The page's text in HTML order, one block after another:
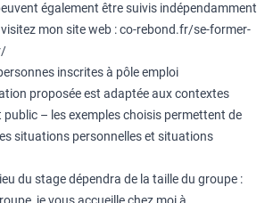
également être suivis indépendamment
mon site web :co-rebond.fr/se-former-
inscrites à pôle emploi
proposée est adaptée aux contextes
– les exemples choisis permettent de
situations personnelles et situations
du stage dépendra de la taille du groupe :